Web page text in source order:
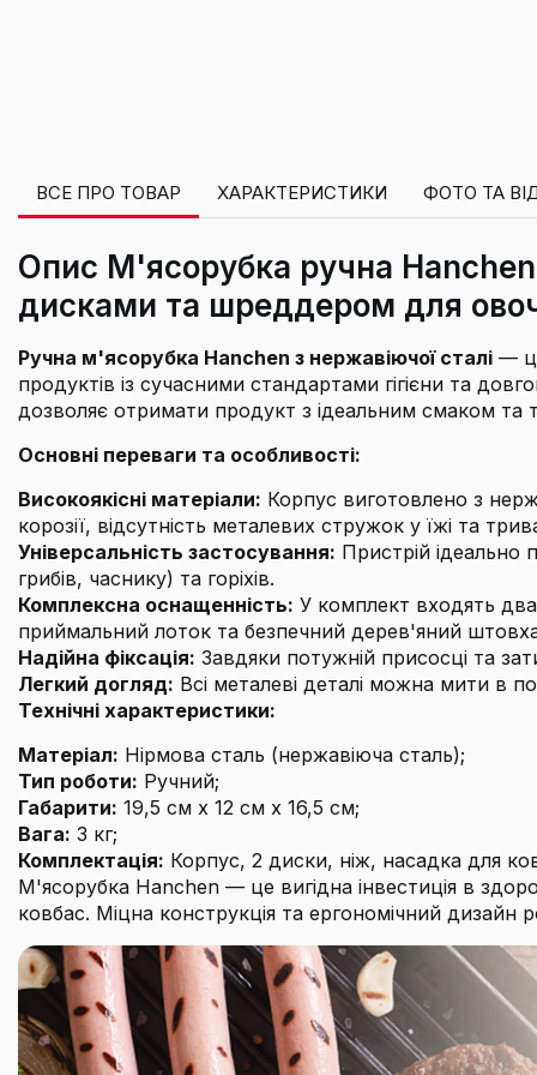
ВСЕ ПРО ТОВАР ХАРАКТЕРИСТИКИ ФОТО ТА
Опис М'ясорубка ручна Hanchen
дисками та шреддером для
Ручна м'ясорубка Hanchen з нержавіючої сталі —
продуктів із сучасними стандартами гігієни та
дозволяє отримати продукт з ідеальним смаком
Основні переваги та особливості:
Високоякісні матеріали: Корпус виготовлено з
корозії, відсутність металевих стружок у їжі та
Універсальність застосування: Пристрій
грибів, часнику) та горіхів.
Комплексна оснащенність: У комплект входять
приймальний лоток та безпечний дерев'яний
Надійна фіксація: Завдяки потужній присосці та
Легкий догляд: Всі металеві деталі можна мити в
Технічні характеристики:
Матеріал: Нірмова сталь (нержавіюча сталь);
Тип роботи: Ручний;
Габарити: 19,5 см x 12 см x 16,5 см;
Вага: 3 кг;
Комплектація: Корпус, 2 диски, ніж, насадка для
М'ясорубка Hanchen — це вигідна інвестиція в
ковбас. Міцна конструкція та ергономічний